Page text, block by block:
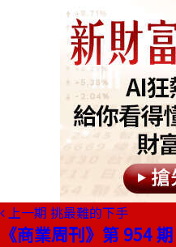
上一期 挑最難的下手
《商業周刊》第 954 期